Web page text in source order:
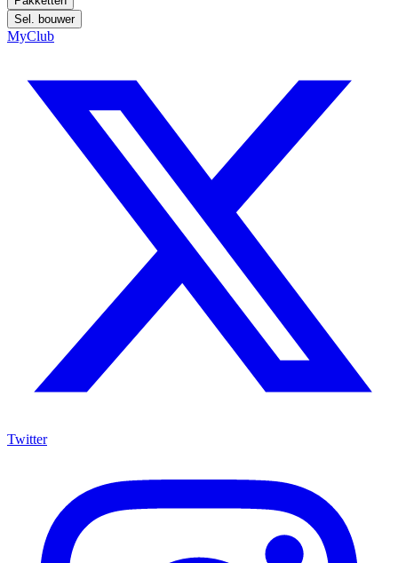
Sel. bouwer
MyClub
Twitter